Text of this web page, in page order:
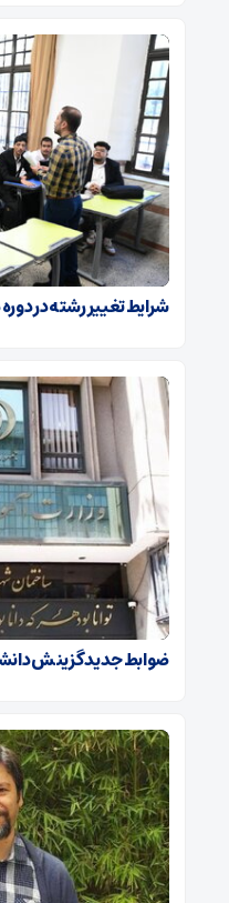
شرایط تغییر رشته در
ضوابط جدید گزینش